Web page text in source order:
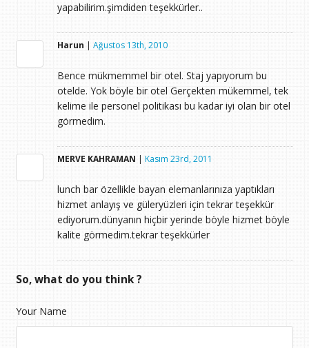
yapabilirim.şimdiden teşekkürler..
Harun Ağustos 13th, 2010
Bence mükmemmel bir otel. Staj yapıyorum bu
otelde. Yok böyle bir otel Gerçekten mükemmel, tek
kelime ile personel politikası bu kadar iyi olan bir otel
görmedim.
MERVE KAHRAMAN Kasım 23rd, 2011
lunch bar özellikle bayan elemanlarınıza yaptıkları
hizmet anlayış ve güleryüzleri için tekrar teşekkür
ediyorum.dünyanın hiçbir yerinde böyle hizmet böyle
kalite görmedim.tekrar teşekkürler
So, what do you think ?
Your Name